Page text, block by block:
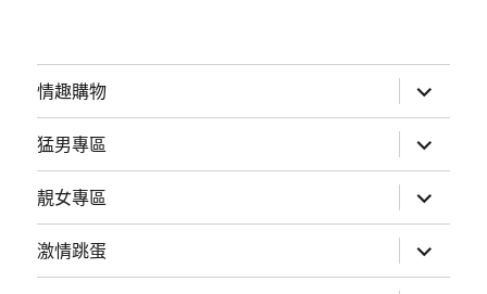
情趣購物
開
子
選
單
猛男專區
開
子
選
單
靚女專區
開
子
選
單
激情跳蛋
開
子